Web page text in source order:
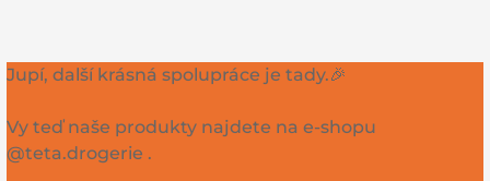
Jupí, další krásná spolupráce je tady.🎉
Vy teď naše produkty najdete na e-shopu
@teta.drogerie .